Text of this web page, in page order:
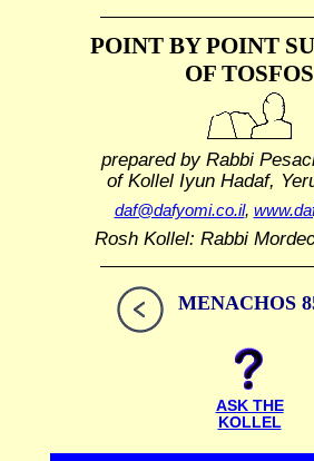
POINT BY POINT
OF TOSFOS
prepared by Rabbi
of Kollel Iyun Hadaf,
daf@dafyomi.co.il,
Rosh Kollel: Rabbi
MENACHOS
ASK THE
KOLLEL